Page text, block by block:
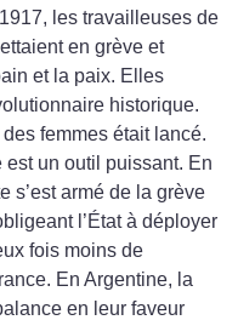
les travailleuses de
en grève et
et la paix. Elles
historique.
femmes était lancé.
est un outil puissant. En
s’est armé de la grève
l’État à déployer
fois moins de
En Argentine, la
en leur faveur